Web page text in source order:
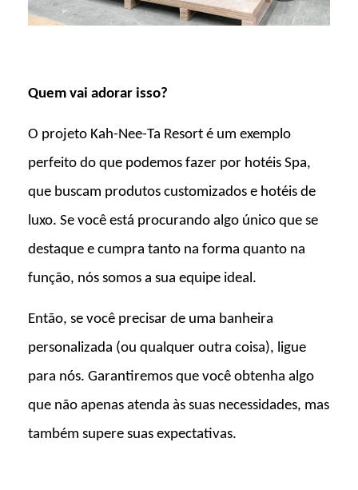
Quem vai adorar isso?
O projeto Kah-Nee-Ta Resort é um exemplo
perfeito do que podemos fazer por hotéis Spa,
que buscam produtos customizados e hotéis de
luxo. Se você está procurando algo único que se
destaque e cumpra tanto na forma quanto na
função, nós somos a sua equipe ideal.
Então, se você precisar de uma banheira
personalizada (ou qualquer outra coisa), ligue
para nós. Garantiremos que você obtenha algo
que não apenas atenda às suas necessidades, mas
também supere suas expectativas.